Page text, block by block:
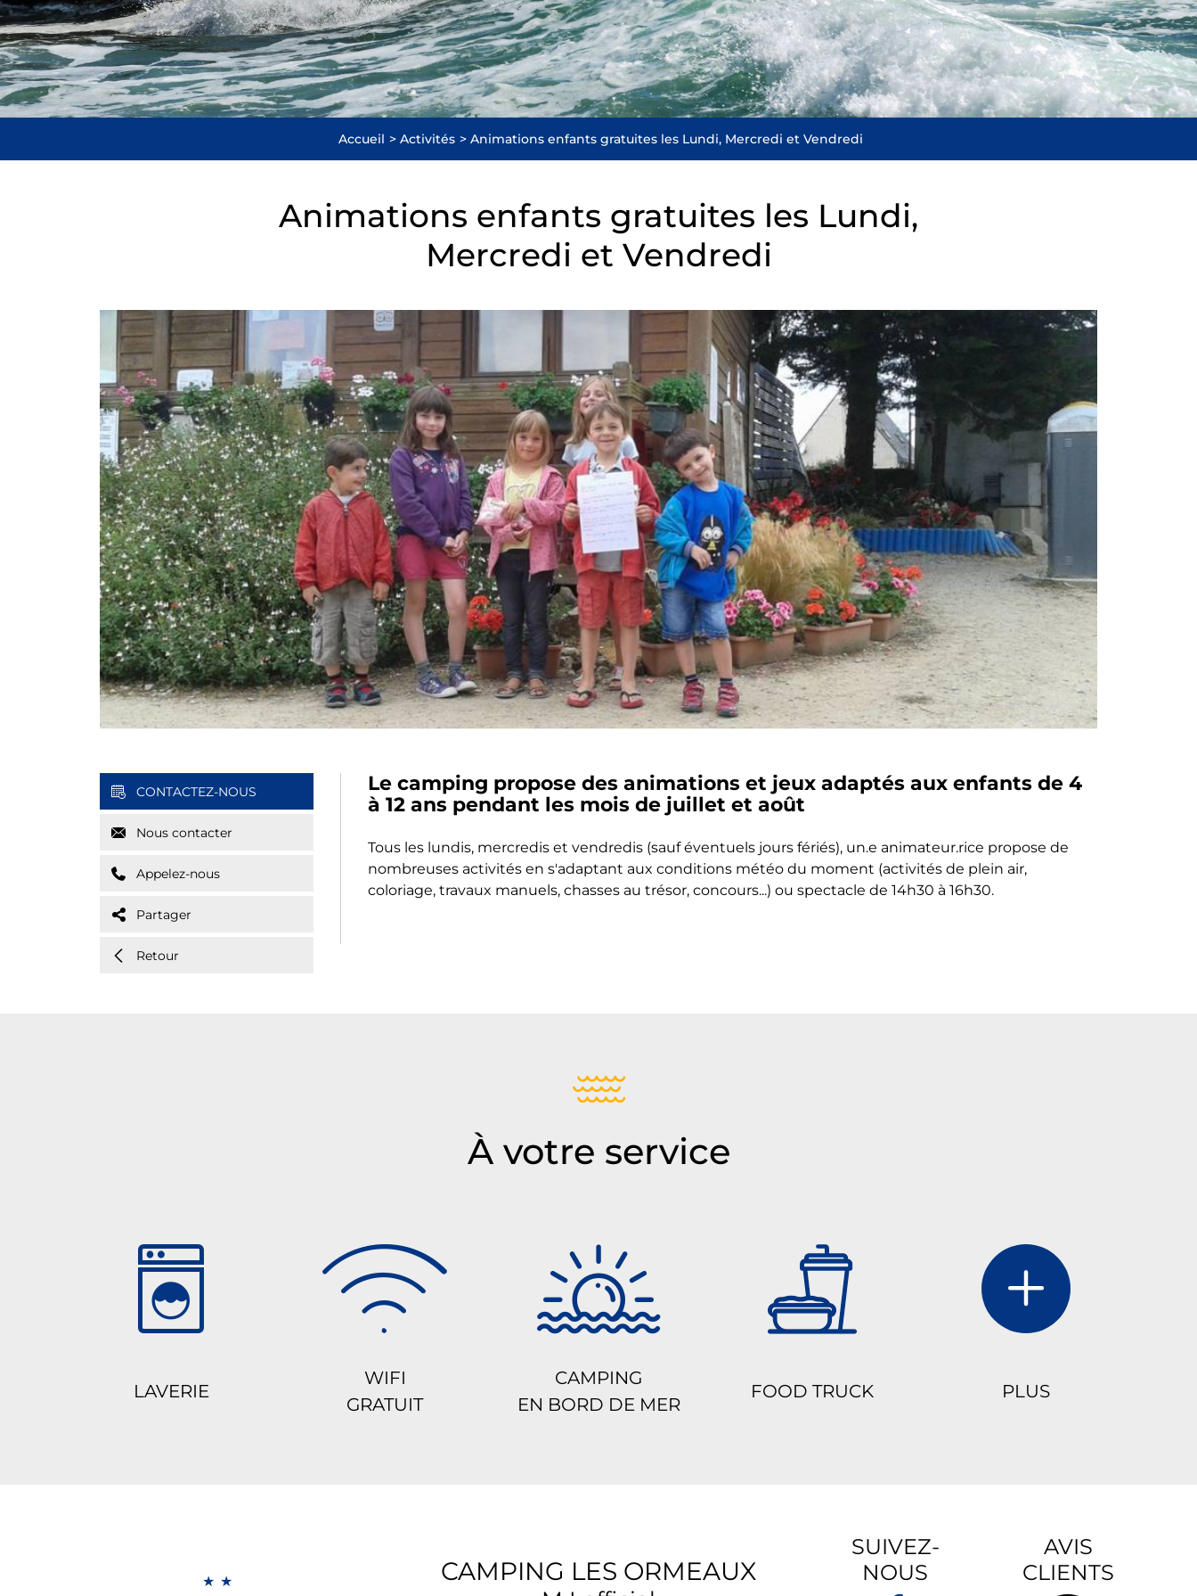
Accueil Activités Animations enfants gratuites les Lundi, Mercredi et Vendredi
Animations enfants gratuites les Lundi,
Mercredi et Vendredi
CONTACTEZ-NOUS
Nous contacter
Appelez-nous
Partager
Retour
Le camping propose des animations et jeux adaptés aux enfants de 4
à 12 ans pendant les mois de juillet et août
Tous les lundis, mercredis et vendredis (sauf éventuels jours fériés), un.e animateur.rice propose de
nombreuses activités en s'adaptant aux conditions météo du moment (activités de plein air,
coloriage, travaux manuels, chasses au trésor, concours...) ou spectacle de 14h30 à 16h30.
À votre service
LAVERIE
WIFI
GRATUIT
CAMPING
EN BORD DE MER
FOOD TRUCK PLUS
★★ CAMPING LES ORMEAUX
SUIVEZ-
NOUS
AVIS
CLIENTS